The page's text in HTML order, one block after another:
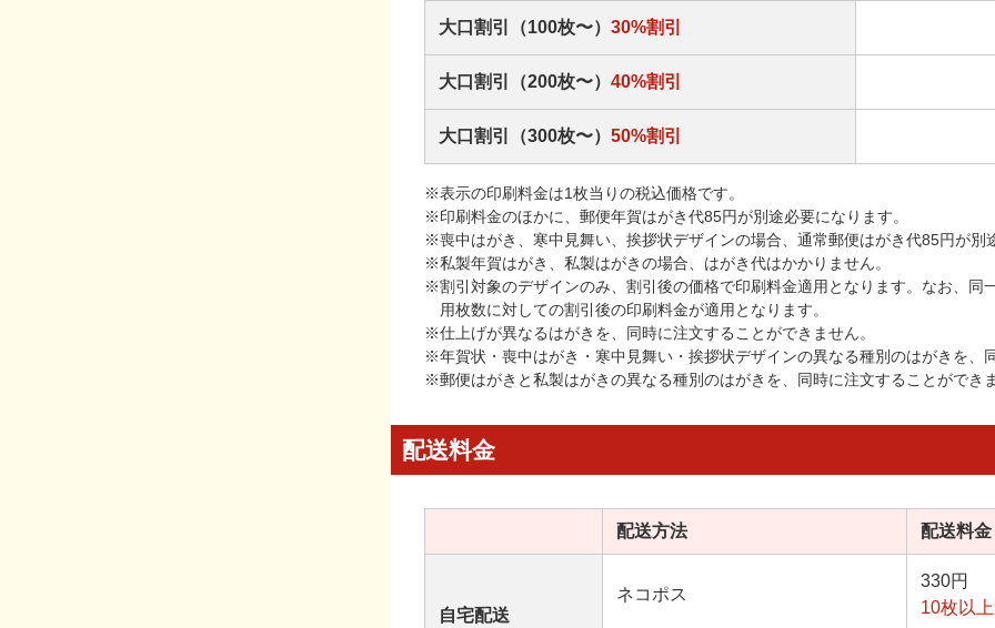
大口割引（100枚〜） 30%割引
大口割引（200枚〜） 40%割引
大口割引（300枚〜） 50%割引
※表示の印刷料金は1枚当りの税込価格です。
※印刷料金のほかに、郵便年賀はがき代85円が別途必要になります。
※喪中はがき、寒中見舞い、挨拶状デザインの場合、通常郵便はがき代85円が別
※私製年賀はがき、私製はがきの場合、はがき代はかかりません。
※割引対象のデザインのみ、割引後の価格で印刷料金適用となります。なお、同
用枚数に対しての割引後の印刷料金が適用となります。
※仕上げが異なるはがきを、同時に注文することができません。
※年賀状・喪中はがき・寒中見舞い・挨拶状デザインの異なる種別のはがきを、
※郵便はがきと私製はがきの異なる種別のはがきを、同時に注文することができま
配送料金
配送方法 配送料金
自宅配送
ネコポス
330円
10枚以